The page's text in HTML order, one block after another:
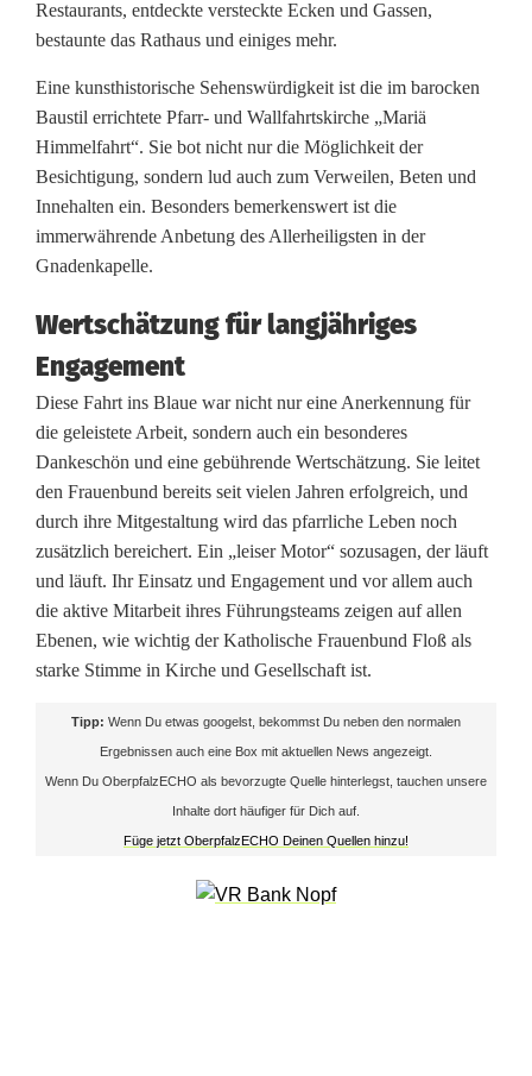
F
r
a
u
e
n
b
u
n
d
ü
b
e
r
r
c
Restaurants, entdeckte versteckte Ecken und Gassen,
bestaunte das Rathaus und einiges mehr.
Eine kunsthistorische Sehenswürdigkeit ist die im barocken
Baustil errichtete Pfarr- und Wallfahrtskirche „Mariä
Himmelfahrt“. Sie bot nicht nur die Möglichkeit der
Besichtigung, sondern lud auch zum Verweilen, Beten und
Innehalten ein. Besonders bemerkenswert ist die
immerwährende Anbetung des Allerheiligsten in der
Gnadenkapelle.
Wertschätzung für langjähriges
Engagement
Diese Fahrt ins Blaue war nicht nur eine Anerkennung für
die geleistete Arbeit, sondern auch ein besonderes
Dankeschön und eine gebührende Wertschätzung. Sie leitet
den Frauenbund bereits seit vielen Jahren erfolgreich, und
durch ihre Mitgestaltung wird das pfarrliche Leben noch
zusätzlich bereichert. Ein „leiser Motor“ sozusagen, der läuft
und läuft. Ihr Einsatz und Engagement und vor allem auch
die aktive Mitarbeit ihres Führungsteams zeigen auf allen
Ebenen, wie wichtig der Katholische Frauenbund Floß als
starke Stimme in Kirche und Gesellschaft ist.
Tipp: Wenn Du etwas googelst, bekommst Du neben den normalen
Ergebnissen auch eine Box mit aktuellen News angezeigt.
Wenn Du OberpfalzECHO als bevorzugte Quelle hinterlegst, tauchen unsere
Inhalte dort häufiger für Dich auf.
Füge jetzt OberpfalzECHO Deinen Quellen hinzu!